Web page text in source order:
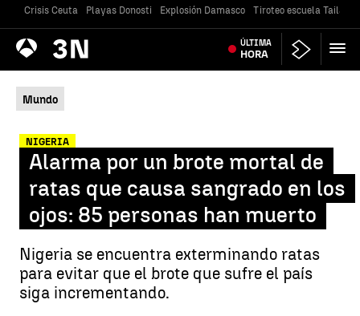
Crisis Ceuta Playas Donosti Explosión Damasco Tiroteo escuela
Antena
3 Noticias ÚLTIMA
HORA
Mundo
NIGERIA
Alarma por un brote mortal de
ratas que causa sangrado en los
ojos: 85 personas han muerto
Nigeria se encuentra exterminando ratas
para evitar que el brote que sufre el país
siga incrementando.